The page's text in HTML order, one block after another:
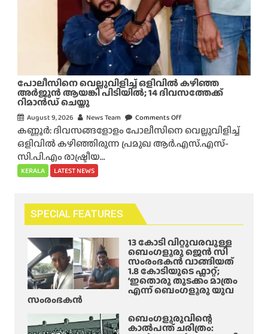
ൻ
മു
ക്ത
’
,
0
ത്തോ
യി
ൽ
ർ
വീ
സ്
ത്തു
ന്ന
ടി
സി
ചെ
യ്യു
ന്ന
വി
ത്ഥി
പോലീസിനെ വെല്ലുവിളിച്ച് ഒളിവിൽ കഴിഞ്ഞ
അർജുൻ ആയങ്കി പിടിയിൽ; 14 ദിവസത്തേക്ക്
റിമാൻഡ് ചെയ്തു
August 9, 2026 News Team Comments Off
n
പോ
വി
ച്ച്
ഒ
ളി
വി
ക
ഴി
കണ്ണൂർ: ദിവസങ്ങളോളം പോലീസിനെ വെല്ലുവിളിച്ച്
ഒളിവിൽ കഴിഞ്ഞിരുന്ന പ്രമുഖ ആർ.എസ്.എസ്-
സി.പി.എം രാഷ്ട്രീയ...
KERALA LATEST NEWS
SPECIAL FEATURES
13 കോടി വിറ്റുവരവുള്ള
ബെംഗളൂരു ജെൻ സി
സംരംഭകൻ വാങ്ങിയത്
1.8 കോടിയുടെ ഫ്ലാറ്റ്;
‘ഇതൊരു തുടക്കം മാത്രം
എന്ന് ബെംഗളൂരു യുവ
സംരംഭകൻ
ബെംഗളൂരുവിന്റെ
കാൽപന്ത് ചരിത്രം: